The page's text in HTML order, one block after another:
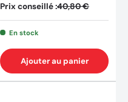
Prix conseillé :40,80 €
En stock
Ajouter au panier